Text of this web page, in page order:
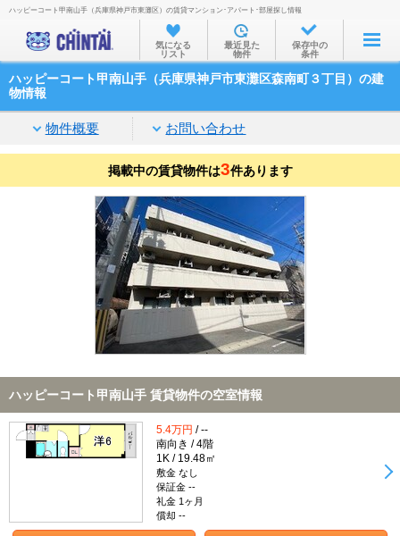
お部屋を探す
沿線・駅から
家賃相場から
通勤通学時間から
物件特集から
不動産会社から
TOP
ハッピーコート甲南山手（兵庫県神戸市東灘区）の賃貸マンション･アパート･部屋探し情報
気になる
リスト
最近見た
物件
保存中の
条件
ハッピーコート甲南山手（兵庫県神戸市東灘区森南町３丁目）の建
物情報
物件概要 お問い合わせ
掲載中の賃貸物件は3件あります
ハッピーコート甲南山手 賃貸物件の空室情報
5.4万円 / --
南向き / 4階
1K / 19.48㎡
敷金 なし
保証金 --
礼金 1ヶ月
償却 --